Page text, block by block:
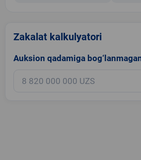
Zakalat kalkulyatori
Auksion qadamiga